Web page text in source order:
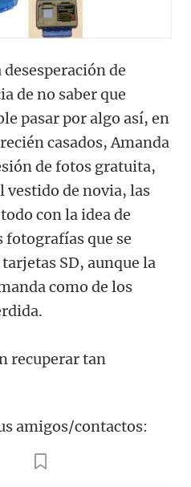
de
de no saber que
pasar por algo así, en
casados, Amanda
de fotos gratuita,
vestido de novia, las
con la idea de
fotografías que se
SD, aunque la
como de los
recuperar tan
amigos/contactos: